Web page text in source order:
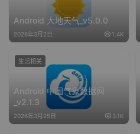
Android 大地天气_v5.0.0
2026年3月2日 1.4K
Android 中国气象数据网
_v2.1.3
2026年3月25日 3.1K
生活相关